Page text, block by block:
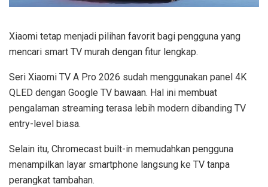
Xiaomi tetap menjadi pilihan favorit bagi pengguna yang
mencari smart TV murah dengan fitur lengkap.
Seri Xiaomi TV A Pro 2026 sudah menggunakan panel 4K
QLED dengan Google TV bawaan. Hal ini membuat
pengalaman streaming terasa lebih modern dibanding TV
entry-level biasa.
Selain itu, Chromecast built-in memudahkan pengguna
menampilkan layar smartphone langsung ke TV tanpa
perangkat tambahan.